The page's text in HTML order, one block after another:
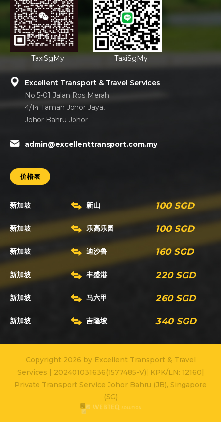
TaxiSgMy TaxiSgMy
Excellent Transport & Travel Services
No 5-01 Jalan Ros Merah,
4/14 Taman Johor Jaya,
Johor Bahru Johor
admin@excellenttransport.com.my
价格表
新加坡 新山 100 SGD
新加坡 乐高乐园 100 SGD
新加坡 迪沙鲁 160 SGD
新加坡 丰盛港 220 SGD
新加坡 马六甲 260 SGD
新加坡 吉隆坡 340 SGD
Copyright 2026 by Excellent Transport & Travel
Services | 202401031636(1577485-V)| KPK/LN: 12160|
Private Transport Service Johor Bahru (JB), Singapore
(SG)